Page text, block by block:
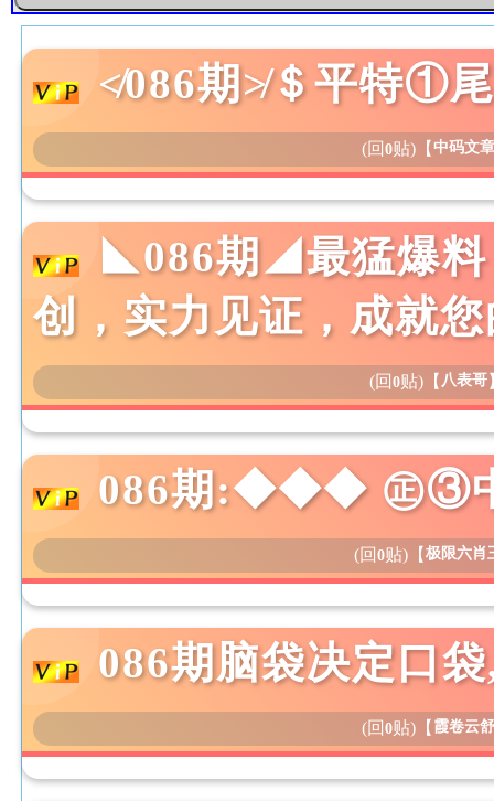
≮086期≯＄平特①
(回0贴) 【中码文
◣086期◢最猛爆
创，实力见证，成就
(回0贴) 【八表哥
086期:◆◆◆ ㊣③
(回0贴) 【极限六肖
086期脑袋决定口
(回0贴) 【 霞卷云